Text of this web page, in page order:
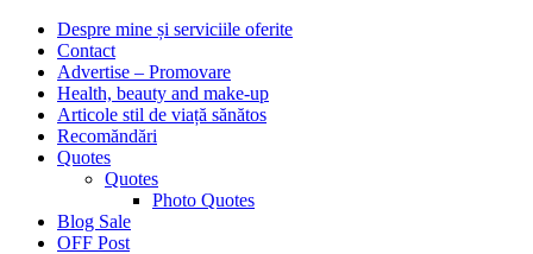
Despre mine și serviciile oferite
Contact
Advertise – Promovare
Health, beauty and make-up
Articole stil de viață sănătos
Recomăndări
Quotes
Quotes
Photo Quotes
Blog Sale
OFF Post